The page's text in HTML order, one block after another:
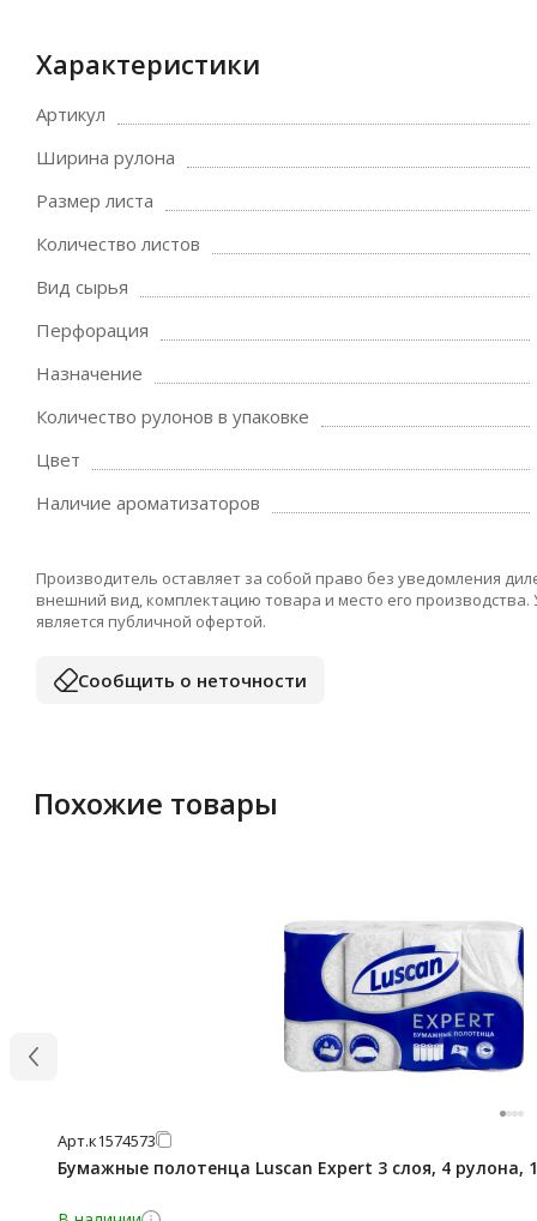
Характеристики
Артикул
Ширина рулона
Размер листа
Количество листов
Вид сырья
Перфорация
Назначение
Количество рулонов в упаковке
Цвет
Наличие ароматизаторов
Производитель оставляет за собой право без уведомления
внешний вид, комплектацию товара и место его
является публичной офертой.
Сообщить о неточности
Похожие товары
Арт.к1574573
Бумажные полотенца Luscan Expert 3 слоя, 4 рулона,